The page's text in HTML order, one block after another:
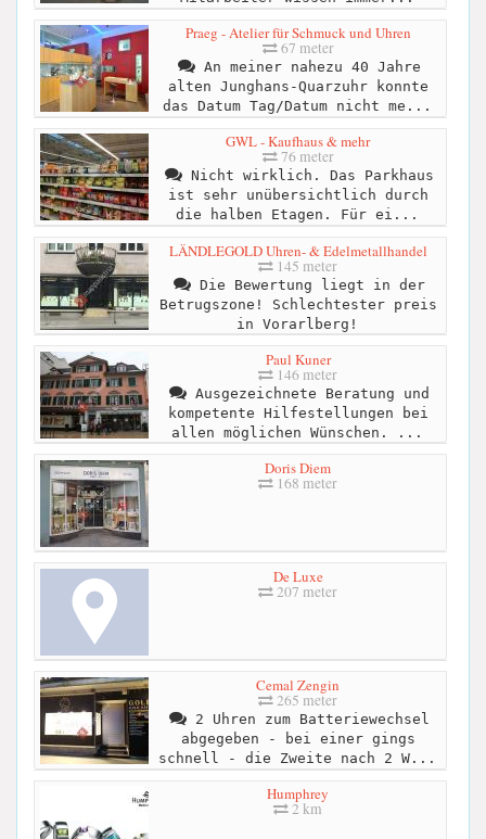
Praeg - Atelier für Schmuck und Uhren
67 meter
An meiner nahezu 40 Jahre
alten Junghans-Quarzuhr konnte
das Datum Tag/Datum nicht me...
GWL - Kaufhaus & mehr
76 meter
Nicht wirklich. Das Parkhaus
ist sehr unübersichtlich durch
die halben Etagen. Für ei...
LÄNDLEGOLD Uhren- & Edelmetallhandel
145 meter
Die Bewertung liegt in der
Betrugszone! Schlechtester preis
in Vorarlberg!
Paul Kuner
146 meter
Ausgezeichnete Beratung und
kompetente Hilfestellungen bei
allen möglichen Wünschen. ...
Doris Diem
168 meter
De Luxe
207 meter
Cemal Zengin
265 meter
2 Uhren zum Batteriewechsel
abgegeben - bei einer gings
schnell - die Zweite nach 2 W...
Humphrey
2 km